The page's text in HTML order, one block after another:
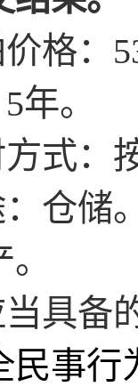
格：
5年。
式：
仓储
具备
民事行